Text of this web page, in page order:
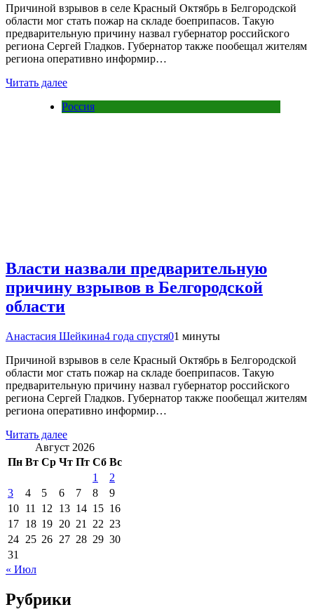
Причиной взрывов в селе Красный Октябрь в Белгородской
области мог стать пожар на складе боеприпасов. Такую
предварительную причину назвал губернатор российского
региона Сергей Гладков. Губернатор также пообещал жителям
региона оперативно информир…
Читать далее
Россия
Власти назвали предварительную
причину взрывов в Белгородской
области
Анастасия Шейкина4 года спустя01 минуты
Причиной взрывов в селе Красный Октябрь в Белгородской
области мог стать пожар на складе боеприпасов. Такую
предварительную причину назвал губернатор российского
региона Сергей Гладков. Губернатор также пообещал жителям
региона оперативно информир…
Читать далее
Август 2026
Пн Вт Ср Чт Пт Сб Вс
1
2
3
4 5 6 7 8
9
10 11 12 13 14 15 16
17 18 19 20 21 22 23
24 25 26 27 28 29 30
31
« Июл
Рубрики